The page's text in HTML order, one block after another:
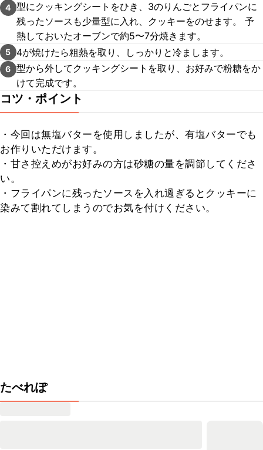
4 型にクッキングシートをひき、3のりんごとフライパンに
残ったソースも少量型に入れ、クッキーをのせます。 予
熱しておいたオーブンで約5〜7分焼きます。
5 4が焼けたら粗熱を取り、しっかりと冷まします。
6 型から外してクッキングシートを取り、お好みで粉糖をか
けて完成です。
コツ・ポイント
・今回は無塩バターを使用しましたが、有塩バターでも
お作りいただけます。
・甘さ控えめがお好みの方は砂糖の量を調節してくださ
い。
・フライパンに残ったソースを入れ過ぎるとクッキーに
染みて割れてしまうのでお気を付けください。
たべれぽ